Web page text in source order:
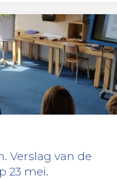
Verslag van de
23 mei.